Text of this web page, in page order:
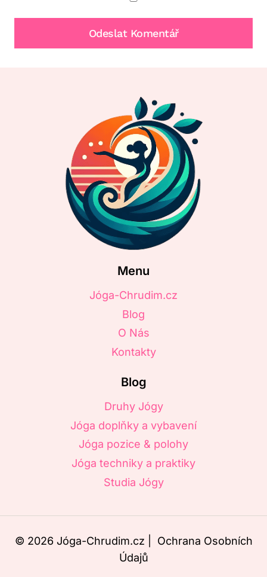
Menu
Jóga-Chrudim.cz
Blog
O Nás
Kontakty
Blog
Druhy Jógy
Jóga doplňky a vybavení
Jóga pozice & polohy
Jóga techniky a praktiky
Studia Jógy
© 2026 Jóga-Chrudim.cz | Ochrana Osobních
Údajů